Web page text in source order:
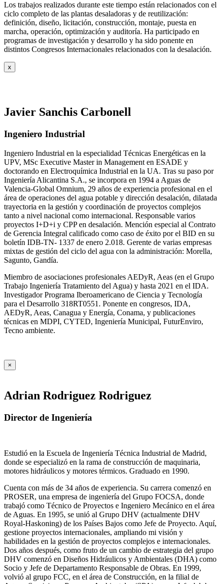
Los trabajos realizados durante este tiempo están relacionados con el
ciclo completo de las plantas desaladoras y de reutilización:
definición, diseño, licitación, construcción, montaje, puesta en
marcha, operación, optimización y auditoría. Ha participado en
programas de investigación y desarrollo y ha sido ponente en
distintos Congresos Internacionales relacionados con la desalación.
x
Javier Sanchis Carbonell
Ingeniero Industrial
Ingeniero Industrial en la especialidad Técnicas Energéticas en la
UPV, MSc Executive Master in Management en ESADE y
doctorando en Electroquímica Industrial en la UA. Tras su paso por
Ingeniería Alicantina S.A., se incorpora en 1994 a Aguas de
Valencia-Global Omnium, 29 años de experiencia profesional en el
área de operaciones del agua potable y dirección desalación, dilatada
trayectoria en la gestión y coordinación de proyectos complejos
tanto a nivel nacional como internacional. Responsable varios
proyectos I+D+i y CPP en desalación. Mención especial al Contrato
de Gerencia Integral calificado como caso de éxito por el BID en su
boletín IDB-TN- 1337 de enero 2.018. Gerente de varias empresas
mixtas de gestión del ciclo del agua con la administración: Morella,
Sagunto, Gandía.
Miembro de asociaciones profesionales AEDyR, Aeas (en el Grupo
Trabajo Ingeniería Tratamiento del Agua) y hasta 2021 en el IDA.
Investigador Programa Iberoamericano de Ciencia y Tecnología
para el Desarrollo 318RT0551. Ponente en congresos, IDA,
AEDyR, Aeas, Canagua y Energía, Conama, y publicaciones
técnicas en MDPI, CYTED, Ingeniería Municipal, FuturEnviro,
Tecno ambiente.
×
Adrian Rodriguez Rodriguez
Director de Ingeniería
Estudió en la Escuela de Ingeniería Técnica Industrial de Madrid,
donde se especializó en la rama de construcción de maquinaria,
motores hidráulicos y motores térmicos. Graduado en 1990.
Cuenta con más de 34 años de experiencia. Su carrera comenzó en
PROSER, una empresa de ingeniería del Grupo FOCSA, donde
trabajó como Técnico de Proyectos e Ingeniero Mecánico en el área
de Aguas. En 1995, se unió al Grupo DHV (actualmente DHV
Royal-Haskoning) de los Países Bajos como Jefe de Proyecto. Aquí,
gestione proyectos internacionales, ampliando mi visión y
habilidades en la gestión de proyectos complejos e internacionales.
Dos años después, como fruto de un cambio de estrategia del grupo
DHV comenzó en Diseños Hidráulicos y Ambientales (DHA) como
Socio y Jefe de Departamento Responsable de Obras. En 1999,
volvió al grupo FCC, en el área de Construcción, en la filial de